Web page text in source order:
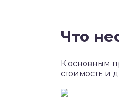
Что
К основным
стоимость и